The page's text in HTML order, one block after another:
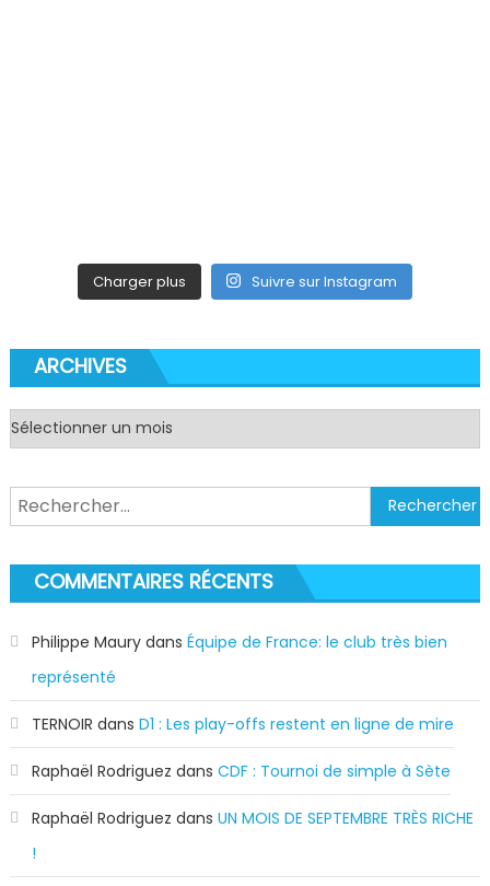
Charger plus Suivre sur Instagram
ARCHIVES
Archives
Rechercher :
COMMENTAIRES RÉCENTS
Philippe Maurydans Équipe de France: le club très bien
représenté
TERNOIR dans D1 : Les play-offs restent en ligne de mire
Raphaël Rodriguez dans CDF : Tournoi de simple à Sète
Raphaël Rodriguez dans UN MOIS DE SEPTEMBRE TRÈS RICHE
!